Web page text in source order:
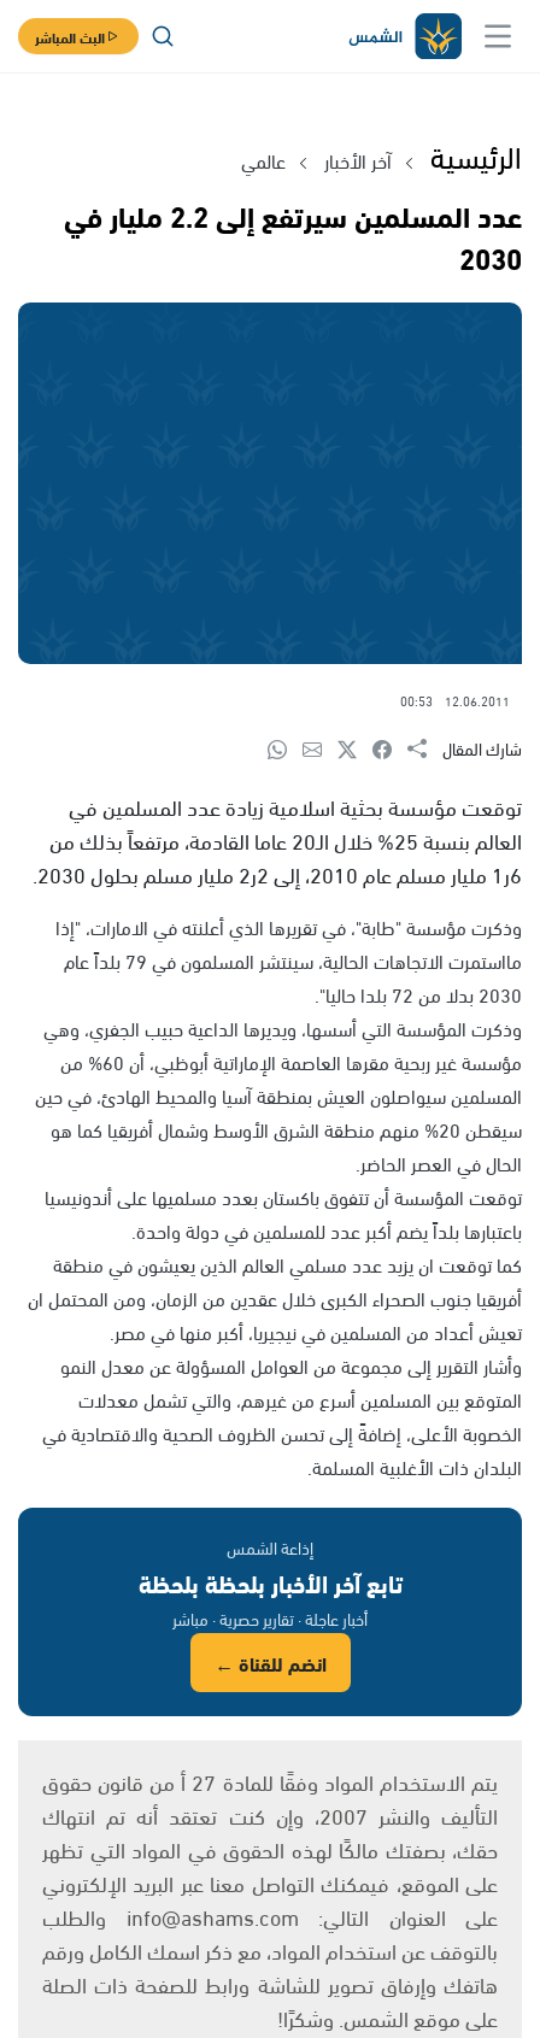
البث المباشر
الرئيسية آخر الأخبار عالمي
عدد المسلمين سيرتفع إلى 2.2 مليار في
2030
12.06.2011
00:53
شارك المقال
توقعت مؤسسة بحثية اسلامية زيادة عدد المسلمين في
العالم بنسبة 25% خلال الـ20 عاما القادمة، مرتفعاً بذلك من
6ر1 مليار مسلم عام 2010، إلى 2ر2 مليار مسلم بحلول 2030.
وذكرت مؤسسة "طابة"، في تقريرها الذي أعلنته في الامارات، "إذا
مااستمرت الاتجاهات الحالية، سينتشر المسلمون في 79 بلداً عام
2030 بدلا من 72 بلدا حاليا".
وذكرت المؤسسة التي أسسها، ويديرها الداعية حبيب الجفري، وهي
مؤسسة غير ربحية مقرها العاصمة الإماراتية أبوظبي، أن 60% من
المسلمين سيواصلون العيش بمنطقة آسيا والمحيط الهادئ، في حين
سيقطن 20% منهم منطقة الشرق الأوسط وشمال أفريقيا كما هو
الحال في العصر الحاضر.
توقعت المؤسسة أن تتفوق باكستان بعدد مسلميها على أندونيسيا
باعتبارها بلداً يضم أكبر عدد للمسلمين في دولة واحدة.
كما توقعت ان يزيد عدد مسلمي العالم الذين يعيشون في منطقة
أفريقيا جنوب الصحراء الكبرى خلال عقدين من الزمان، ومن المحتمل ان
تعيش أعداد من المسلمين في نيجيريا، أكبر منها في مصر.
وأشار التقرير إلى مجموعة من العوامل المسؤولة عن معدل النمو
المتوقع بين المسلمين أسرع من غيرهم، والتي تشمل معدلات
الخصوبة الأعلى، إضافةً إلى تحسن الظروف الصحية والاقتصادية في
البلدان ذات الأغلبية المسلمة.
إذاعة الشمس
تابع آخر الأخبار بلحظة بلحظة
أخبار عاجلة · تقارير حصرية · مباشر
انضم للقناة ←
يتم الاستخدام المواد وفقًا للمادة 27 أ من قانون حقوق
التأليف والنشر 2007، وإن كنت تعتقد أنه تم انتهاك
حقك، بصفتك مالكًا لهذه الحقوق في المواد التي تظهر
على الموقع، فيمكنك التواصل معنا عبر البريد الإلكتروني
على العنوان التالي: info@ashams.com والطلب
بالتوقف عن استخدام المواد، مع ذكر اسمك الكامل ورقم
هاتفك وإرفاق تصوير للشاشة ورابط للصفحة ذات الصلة
على موقع الشمس. وشكرًا!